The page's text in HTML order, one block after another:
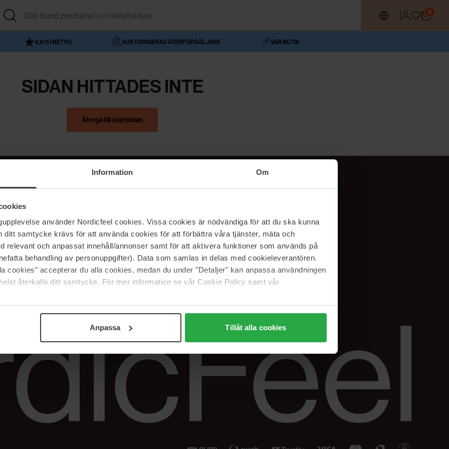
Information Om
använder Nordicfeel cookies. Vissa cookies är nödvändiga för att du ska kunna
ditt samtycke krävs för att använda cookies för att förbättra våra tjänster, mäta och
relevant och anpassat innehåll/annonser samt för att aktivera funktioner som används på
behandling av personuppgifter). Data som samlas in delas med cookieleverantören.
cookies" accepterar du alla cookies, medan du under "Detaljer" kan anpassa användningen
återkalla ditt samtycke. För mer information se vår Cookie Policy samt vår
Anpassa Tillåt alla cookies
0
4,6/5 I BETYG AUKTORISERAD ÅTERFÖRSÄLJARE VÅR BUTIK
SIDAN HITTADES INTE
Återgå till startsidan
NordicFeel
Vår butik
Våra varumärken
Jobba hos oss
Samarbeta med oss
The Beauty Edit
Hjälp
FAQ
Spåra min beställning
Returer &
reklamationer
Följ oss
Facebook
Instagram
Linkedin